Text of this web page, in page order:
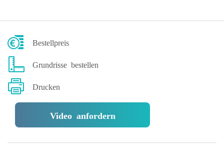
Bestellpreis
Grundrisse bestellen
Drucken
Video anfordern